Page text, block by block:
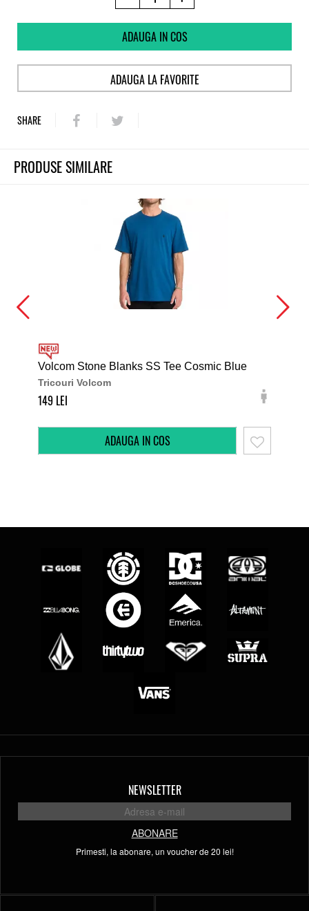
ADAUGA IN COS
ADAUGA LA FAVORITE
SHARE
PRODUSE SIMILARE
Volcom Stone Blanks SS Tee Cosmic Blue
Tricouri Volcom
149
NEWSLETTER
ABONARE
Primesti, la abonare, un voucher de 20 lei!